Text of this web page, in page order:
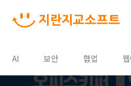
AI 보안 협업